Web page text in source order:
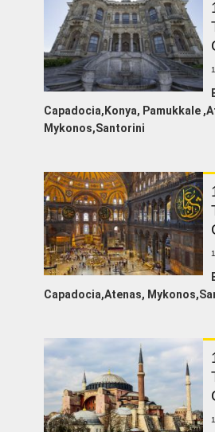
Capadocia,Konya, Pamukkale
Mykonos,Santorini
Capadocia,Atenas,